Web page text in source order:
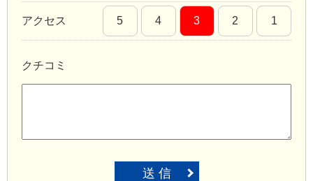
アクセス 5 4 3 2 1
クチコミ
送 信